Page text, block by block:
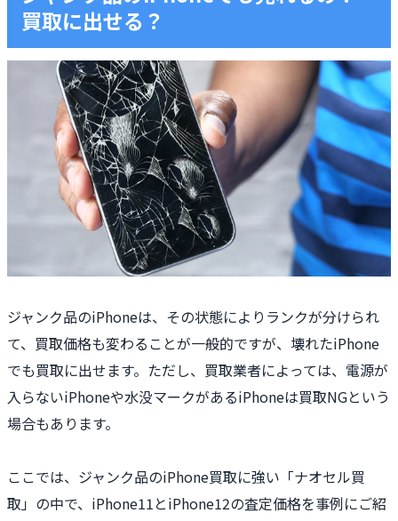
買取に出せる？
ジャンク品のiPhoneは、その状態によりランクが分けられ
て、買取価格も変わることが一般的ですが、壊れたiPhone
でも買取に出せます。ただし、買取業者によっては、電源が
入らないiPhoneや水没マークがあるiPhoneは買取NGという
場合もあります。
ここでは、ジャンク品のiPhone買取に強い「ナオセル買
取」の中で、iPhone11とiPhone12の査定価格を事例にご紹